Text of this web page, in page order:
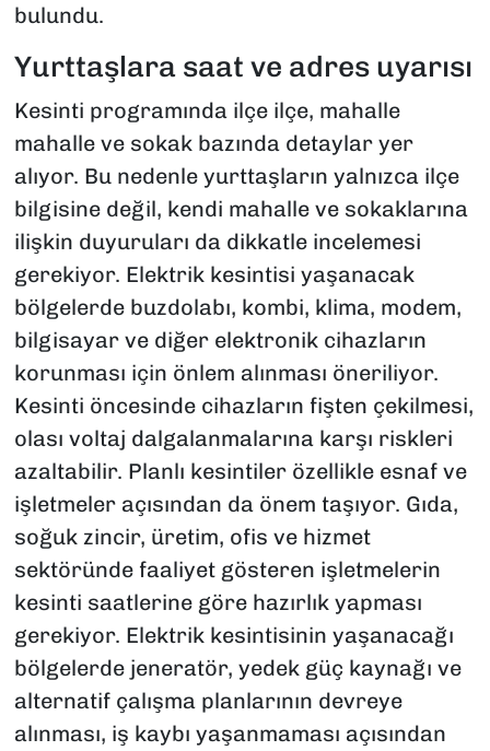
bulundu.
Yurttaşlara saat ve adres uyarısı
Kesinti programında ilçe ilçe, mahalle
mahalle ve sokak bazında detaylar yer
alıyor. Bu nedenle yurttaşların yalnızca ilçe
bilgisine değil, kendi mahalle ve sokaklarına
ilişkin duyuruları da dikkatle incelemesi
gerekiyor. Elektrik kesintisi yaşanacak
bölgelerde buzdolabı, kombi, klima, modem,
bilgisayar ve diğer elektronik cihazların
korunması için önlem alınması öneriliyor.
Kesinti öncesinde cihazların fişten çekilmesi,
olası voltaj dalgalanmalarına karşı riskleri
azaltabilir. Planlı kesintiler özellikle esnaf ve
işletmeler açısından da önem taşıyor. Gıda,
soğuk zincir, üretim, ofis ve hizmet
sektöründe faaliyet gösteren işletmelerin
kesinti saatlerine göre hazırlık yapması
gerekiyor. Elektrik kesintisinin yaşanacağı
bölgelerde jeneratör, yedek güç kaynağı ve
alternatif çalışma planlarının devreye
alınması, iş kaybı yaşanmaması açısından